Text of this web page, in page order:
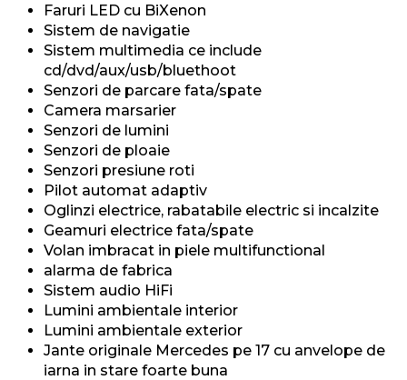
Faruri LED cu BiXenon
Sistem de navigatie
Sistem multimedia ce include
cd/dvd/aux/usb/bluethoot
Senzori de parcare fata/spate
Camera marsarier
Senzori de lumini
Senzori de ploaie
Senzori presiune roti
Pilot automat adaptiv
Oglinzi electrice, rabatabile electric si incalzite
Geamuri electrice fata/spate
Volan imbracat in piele multifunctional
alarma de fabrica
Sistem audio HiFi
Lumini ambientale interior
Lumini ambientale exterior
Jante originale Mercedes pe 17 cu anvelope de
iarna in stare foarte buna